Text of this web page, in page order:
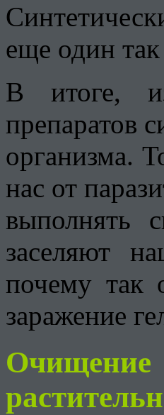
еще один
В итоге,
препаратов
организма.
нас от
выполнять
заселяют
почему так
заражение